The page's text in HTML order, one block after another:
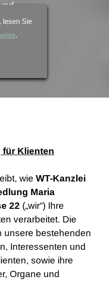
lesen Sie
.
für Klienten
wie WT-Kanzlei
Maria
22 („wir“) Ihre
verarbeitet. Die
unsere bestehenden
Interessenten und
sowie ihre
Organe und